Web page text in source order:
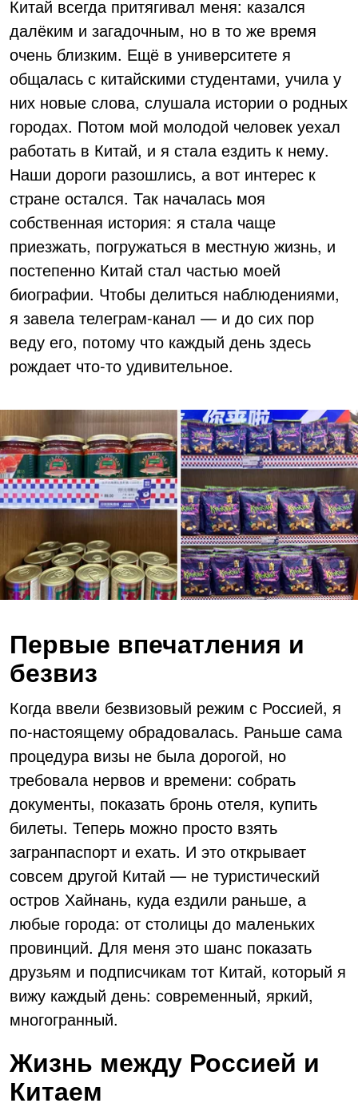
Китай всегда притягивал меня: казался
далёким и загадочным, но в то же время
очень близким. Ещё в университете я
общалась с китайскими студентами, учила у
них новые слова, слушала истории о родных
городах. Потом мой молодой человек уехал
работать в Китай, и я стала ездить к нему.
Наши дороги разошлись, а вот интерес к
стране остался. Так началась моя
собственная история: я стала чаще
приезжать, погружаться в местную жизнь, и
постепенно Китай стал частью моей
биографии. Чтобы делиться наблюдениями,
я завела телеграм-канал — и до сих пор
веду его, потому что каждый день здесь
рождает что-то удивительное.
Первые впечатления и
безвиз
Когда ввели безвизовый режим с Россией, я
по-настоящему обрадовалась. Раньше сама
процедура визы не была дорогой, но
требовала нервов и времени: собрать
документы, показать бронь отеля, купить
билеты. Теперь можно просто взять
загранпаспорт и ехать. И это открывает
совсем другой Китай — не туристический
остров Хайнань, куда ездили раньше, а
любые города: от столицы до маленьких
провинций. Для меня это шанс показать
друзьям и подписчикам тот Китай, который я
вижу каждый день: современный, яркий,
многогранный.
Жизнь между Россией и
Китаем